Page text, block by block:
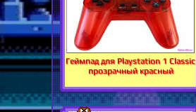
Геймпад для Playstation 1 Classic
прозрачный красный